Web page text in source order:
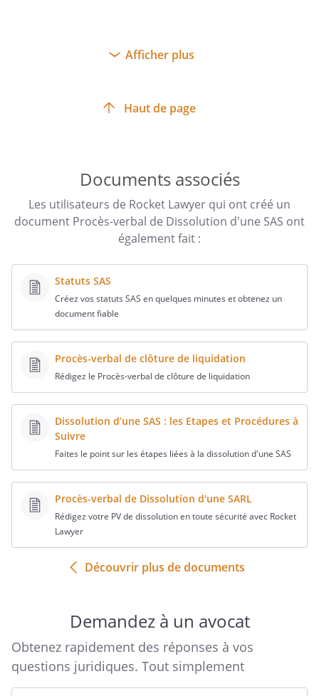
€
RCS
LETTRE DE CONVOCATION A
GENERALE EXTRAORDINAIRE
A l'attention de :
à l'Assemblée Générale Extraordinaire de
notre Société qui se tiendra le
, à
,
Afficher plus
Haut de page
Documents associés
Les utilisateurs de Rocket Lawyer qui ont créé un
document Procès-verbal de Dissolution d'une SAS ont
également fait :
Statuts SAS
Créez vos statuts SAS en quelques minutes et obtenez un
document fiable
Procès-verbal de clôture de liquidation
Rédigez le Procès-verbal de clôture de liquidation
Dissolution d’une SAS : les Etapes et Procédures à
Suivre
Faites le point sur les étapes liées à la dissolution d'une SAS
Procès-verbal de Dissolution d'une SARL
Rédigez votre PV de dissolution en toute sécurité avec Rocket
Lawyer
Découvrir plus de documents
Demandez à un avocat
Obtenez rapidement des réponses à vos
questions juridiques. Tout simplement